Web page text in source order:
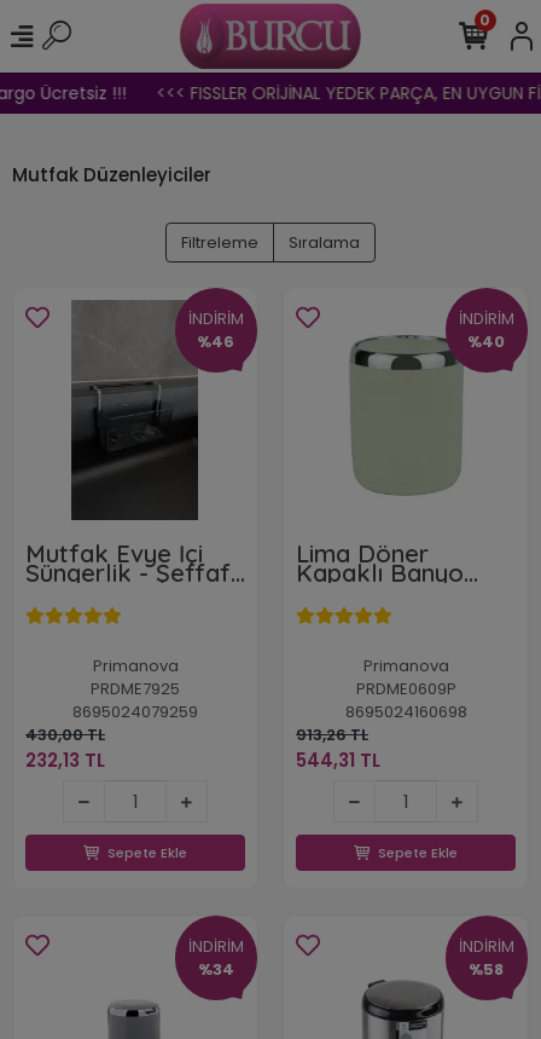
Ücretsiz !!! <<< FISSLER ORİJİNAL YEDEK PARÇA, EN UYGUN
0
Mutfak Düzenleyiciler
Filtreleme Sıralama
İNDİRİM
%46
Mutfak Evye İçi
Süngerlik - Şeffaf
& Siyah
Primanova
PRDME7925
8695024079259
430,00 TL
232,13 TL
Sepete Ekle
İNDİRİM
%40
Lima Döner
Kapaklı Banyo
Mutfak Ofis Çöp
Kovası Krom
Dekorlu Bej 6 Lt
Primanova
PRDME0609P
8695024160698
913,26 TL
544,31 TL
Sepete Ekle
İNDİRİM
%34
İNDİRİM
%58